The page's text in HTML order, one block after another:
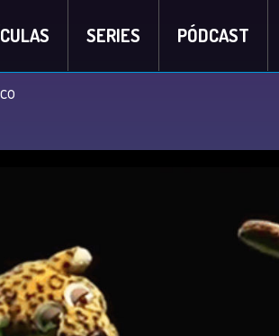
SERIES PÓDCAST